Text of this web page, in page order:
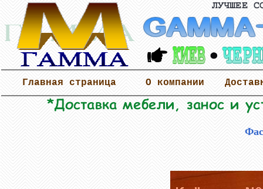
Главная страница О компании